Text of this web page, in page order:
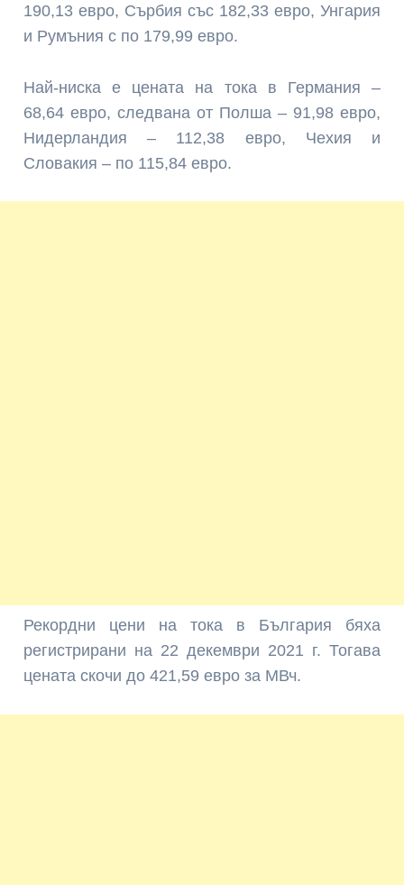
190,13 евро, Сърбия със 182,33 евро, Унгария
и Румъния с по 179,99 евро.
Най-ниска е цената на тока в Германия –
68,64 евро, следвана от Полша – 91,98 евро,
Нидерландия – 112,38 евро, Чехия и
Словакия – по 115,84 евро.
Рекордни цени на тока в България бяха
регистрирани на 22 декември 2021 г. Тогава
цената скочи до 421,59 евро за МВч.